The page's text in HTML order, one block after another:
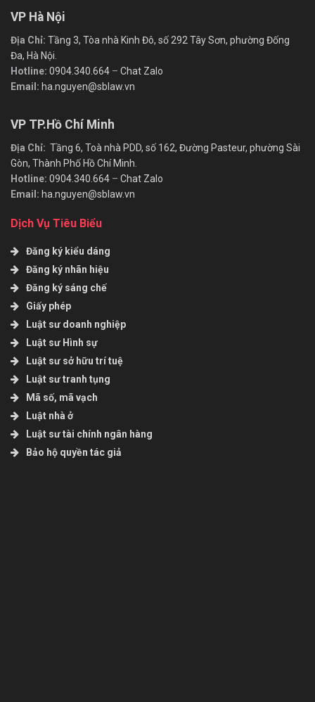
VP Hà Nội
Địa Chỉ: Tầng 3, Tòa nhà Kinh Đô, số 292 Tây Sơn, phường Đống
Đa, Hà Nội.
Hotline: 0904.340.664 – Chat Zalo
Email: ha.nguyen@sblaw.vn
VP TP.Hồ Chí Minh
Địa Chỉ: Tầng 6, Toà nhà PDD, số 162, Đường Pasteur, phường Sài
Gòn, Thành Phố Hồ Chí Minh.
Hotline: 0904.340.664 – Chat Zalo
Email: ha.nguyen@sblaw.vn
Dịch Vụ Tiêu Biểu
Đăng ký kiểu dáng
Đăng ký nhãn hiệu
Đăng ký sáng chế
Giấy phép
Luật sư doanh nghiệp
Luật sư Hình sự
Luật sư sở hữu trí tuệ
Luật sư tranh tụng
Mã số, mã vạch
Luật nhà ở
Luật sư tài chính ngân hàng
Bảo hộ quyền tác giả